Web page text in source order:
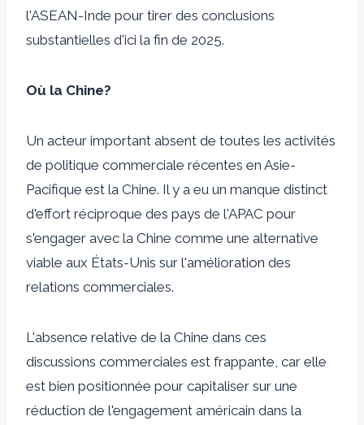
l'ASEAN-Inde pour tirer des conclusions
substantielles d'ici la fin de 2025.
Où la Chine?
Un acteur important absent de toutes les activités
de politique commerciale récentes en Asie-
Pacifique est la Chine. Il y a eu un manque distinct
d'effort réciproque des pays de l'APAC pour
s'engager avec la Chine comme une alternative
viable aux États-Unis sur l'amélioration des
relations commerciales.
L'absence relative de la Chine dans ces
discussions commerciales est frappante, car elle
est bien positionnée pour capitaliser sur une
réduction de l'engagement américain dans la